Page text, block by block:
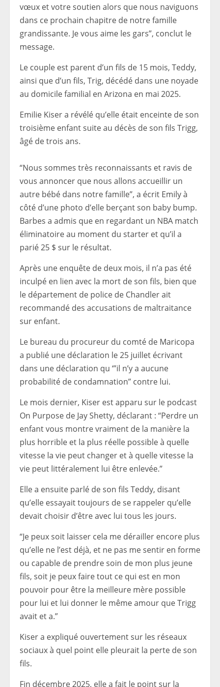
vœux et votre soutien alors que nous naviguons
dans ce prochain chapitre de notre famille
grandissante. Je vous aime les gars”, conclut le
message.
Le couple est parent d’un fils de 15 mois, Teddy,
ainsi que d’un fils, Trig, décédé dans une noyade
au domicile familial en Arizona en mai 2025.
Emilie Kiser a révélé qu’elle était enceinte de son
troisième enfant suite au décès de son fils Trigg,
âgé de trois ans.
“Nous sommes très reconnaissants et ravis de
vous annoncer que nous allons accueillir un
autre bébé dans notre famille”, a écrit Emily à
côté d’une photo d’elle berçant son baby bump.
Barbes a admis que en regardant un NBA match
éliminatoire au moment du starter et qu’il a
parié 25 $ sur le résultat.
Après une enquête de deux mois, il n’a pas été
inculpé en lien avec la mort de son fils, bien que
le département de police de Chandler ait
recommandé des accusations de maltraitance
sur enfant.
Le bureau du procureur du comté de Maricopa
a publié une déclaration le 25 juillet écrivant
dans une déclaration qu ‘”il n’y a aucune
probabilité de condamnation” contre lui.
Le mois dernier, Kiser est apparu sur le podcast
On Purpose de Jay Shetty, déclarant : “Perdre un
enfant vous montre vraiment de la manière la
plus horrible et la plus réelle possible à quelle
vitesse la vie peut changer et à quelle vitesse la
vie peut littéralement lui être enlevée.”
Elle a ensuite parlé de son fils Teddy, disant
qu’elle essayait toujours de se rappeler qu’elle
devait choisir d’être avec lui tous les jours.
“Je peux soit laisser cela me dérailler encore plus
qu’elle ne l’est déjà, et ne pas me sentir en forme
ou capable de prendre soin de mon plus jeune
fils, soit je peux faire tout ce qui est en mon
pouvoir pour être la meilleure mère possible
pour lui et lui donner le même amour que Trigg
avait et a.”
Kiser a expliqué ouvertement sur les réseaux
sociaux à quel point elle pleurait la perte de son
fils.
Fin décembre 2025, elle a fait le point sur la